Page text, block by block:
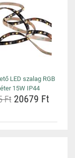
LED szalag RGB
15W IP44
Ft20679 Ft